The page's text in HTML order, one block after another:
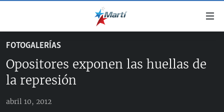
accesibilidad
contenido
principal
CUBA
CUBA
DERECHOS HUMANOS
ESTADOS UNIDOS
ESTADOS UNIDOS
AMÉRICA LATINA
FOTOGALERÍAS
Opositores exponen las huellas de
la represión
abril 10, 2012